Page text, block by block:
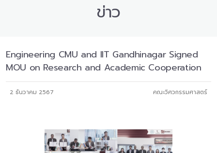
ข่าว
Engineering CMU and IIT Gandhinagar Signed
MOU on Research and Academic Cooperation
2 ธันวาคม 2567 คณะวิศวกรรมศาสตร์